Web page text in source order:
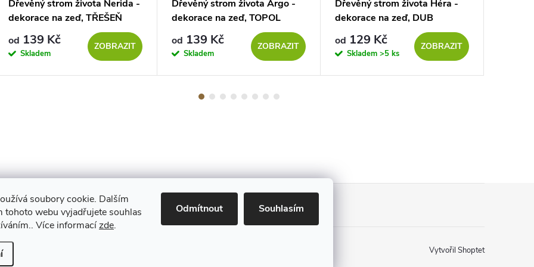
soubory cookie. Dalším
tohoto webu vyjadřujete souhlas
Více informacízde.
Odmítnout Souhlasím
Dřevěný strom života Nerida -
dekorace na zeď, TŘEŠEŇ
od 139 Kč
Skladem
ZOBRAZIT
Dřevěný strom života Argo -
dekorace na zeď, TOPOL
od 139 Kč
Skladem
ZOBRAZIT
Dřevěný strom života Héra -
dekorace na zeď, DUB
SONOMA
od 129 Kč
Skladem >5 ks
ZOBRAZIT
Maestro
Vytvořil Shoptet
nastavení cookies